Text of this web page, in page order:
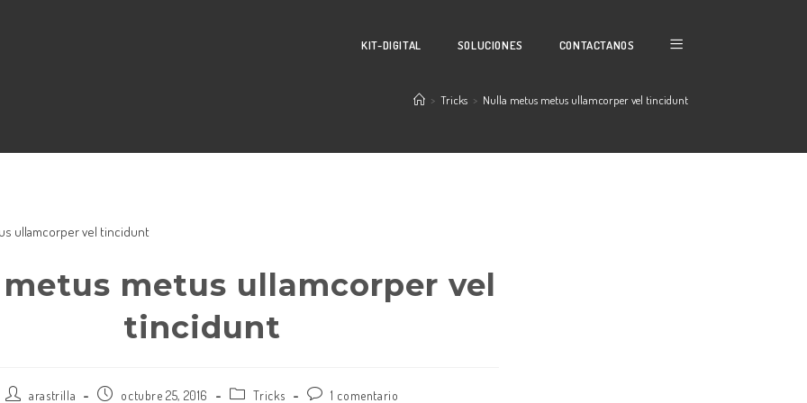
KIT-DIGITAL SOLUCIONES CONTACTANOS
> Tricks > Nulla metus metus ullamcorper vel tincidunt
metus ullamcorper vel
tincidunt
Autorarastrilla
Publicación
octubre 25, 2016
Categoría
Tricks
Comentarios
1 comentario